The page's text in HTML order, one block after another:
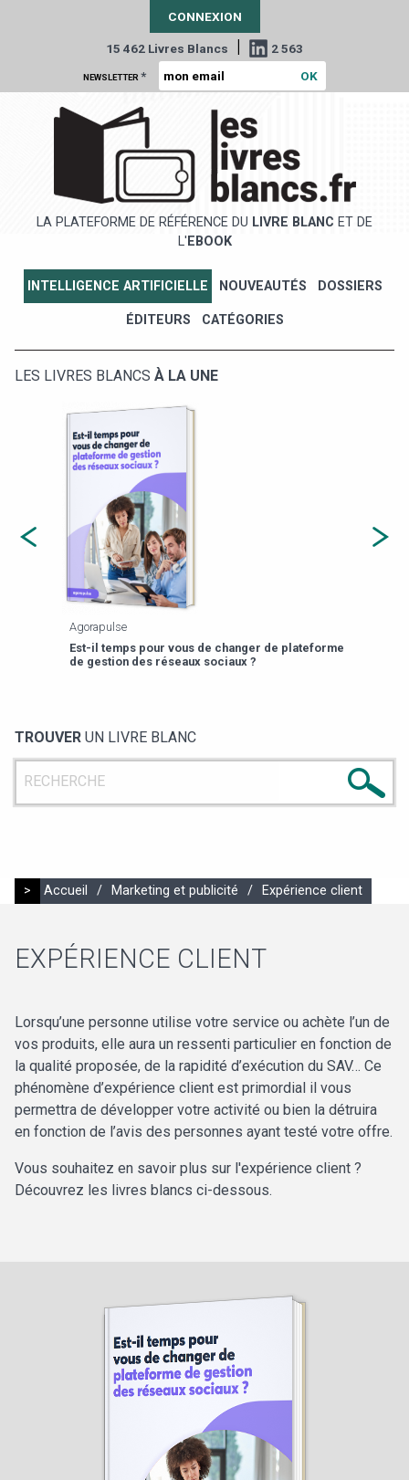
CONNEXION
15 462 Livres Blancs | 2 563
NEWSLETTER *
LA PLATEFORME DE RÉFÉRENCE DU LIVRE BLANC ET DE
L' EBOOK
INTELLIGENCE ARTIFICIELLE NOUVEAUTÉS DOSSIERS
ÉDITEURS CATÉGORIES
LES LIVRES BLANCS À LA UNE
Agorapulse
Est-il temps pour vous de changer de plateforme
de gestion des réseaux sociaux ?
TROUVER UN LIVRE BLANC
> Accueil / Marketing et publicité / Expérience client
EXPÉRIENCE CLIENT
Lorsqu’une personne utilise votre service ou achète l’un de
vos produits, elle aura un ressenti particulier en fonction de
la qualité proposée, de la rapidité d’exécution du SAV… Ce
phénomène d’expérience client est primordial il vous
permettra de développer votre activité ou bien la détruira
en fonction de l’avis des personnes ayant testé votre offre.
Vous souhaitez en savoir plus sur l'expérience client ?
Découvrez les livres blancs ci-dessous.